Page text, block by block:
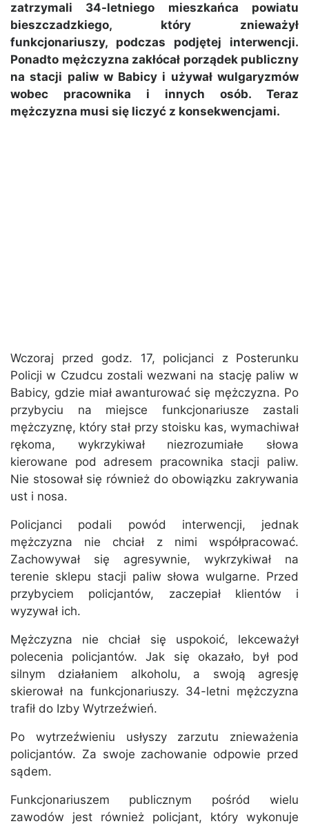
zatrzymali 34-letniego mieszkańca powiatu
bieszczadzkiego, który znieważył
funkcjonariuszy, podczas podjętej interwencji.
Ponadto mężczyzna zakłócał porządek publiczny
na stacji paliw w Babicy i używał wulgaryzmów
wobec pracownika i innych osób. Teraz
mężczyzna musi się liczyć z konsekwencjami.
Wczoraj przed godz. 17, policjanci z Posterunku
Policji w Czudcu zostali wezwani na stację paliw w
Babicy, gdzie miał awanturować się mężczyzna. Po
przybyciu na miejsce funkcjonariusze zastali
mężczyznę, który stał przy stoisku kas, wymachiwał
rękoma, wykrzykiwał niezrozumiałe słowa
kierowane pod adresem pracownika stacji paliw.
Nie stosował się również do obowiązku zakrywania
ust i nosa.
Policjanci podali powód interwencji, jednak
mężczyzna nie chciał z nimi współpracować.
Zachowywał się agresywnie, wykrzykiwał na
terenie sklepu stacji paliw słowa wulgarne. Przed
przybyciem policjantów, zaczepiał klientów i
wyzywał ich.
Mężczyzna nie chciał się uspokoić, lekceważył
polecenia policjantów. Jak się okazało, był pod
silnym działaniem alkoholu, a swoją agresję
skierował na funkcjonariuszy. 34-letni mężczyzna
trafił do Izby Wytrzeźwień.
Po wytrzeźwieniu usłyszy zarzutu znieważenia
policjantów. Za swoje zachowanie odpowie przed
sądem.
Funkcjonariuszem publicznym pośród wielu
zawodów jest również policjant, który wykonuje